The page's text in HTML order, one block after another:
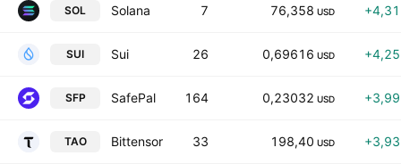
SOL Solana 7 76,358 USD
SUI Sui 26 0,69616 USD
SFP SafePal 164 0,23032 USD
TAO Bittensor 33 198,40 USD